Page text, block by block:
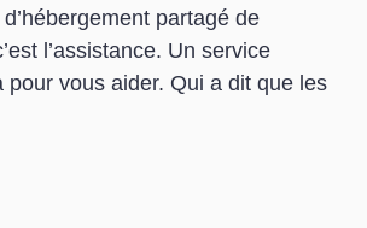
partagé de
l’assistance. Un service
vous aider. Qui a dit que les